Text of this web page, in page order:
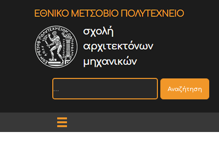
Αναζήτηση